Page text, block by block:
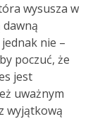
wysusza w
dawną
nie –
poczuć, że
jest
uważnym
wyjątkową